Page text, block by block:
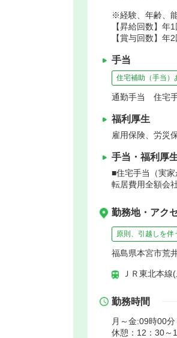
※経験、年齢、
【昇給回数】年1
【賞与回数】年2
手当
住宅補助（手当）
通勤手当 住宅
福利厚生
雇用保険、労災
手当・福利厚
■住宅手当（実家
転居費用全額会
勤務地・アク
原則、引越しを伴
福島県本宮市荒
ＪＲ東北本
勤務時間
月～金:09時00
休憩：12：30～